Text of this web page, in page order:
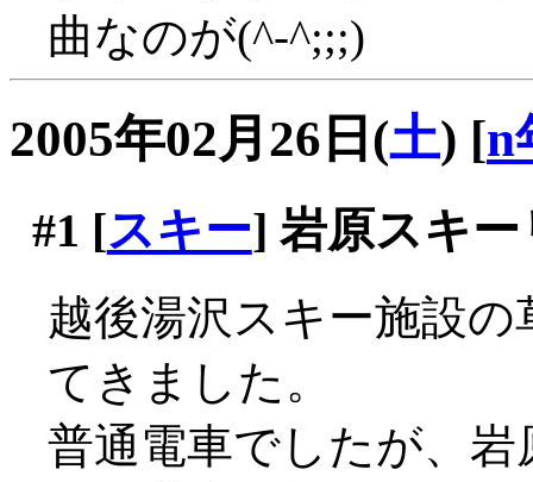
曲なのが(^-^;;;)
2005年02月26日(土) [n
#1 [スキー] 岩原スキ
越後湯沢スキー施設
てきました。
普通電車でしたが、